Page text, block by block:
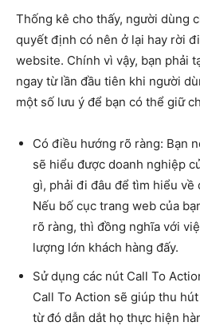
Thống kê cho thấy, người dùng
quyết định có nên ở lại hay rời
website. Chính vì vậy, bạn phải
ngay từ lần đầu tiên khi người
một số lưu ý để bạn có thể giữ
Có điều hướng rõ ràng: Bạn
sẽ hiểu được doanh nghiệp
gì, phải đi đâu để tìm hiểu về
Nếu bố cục trang web của
rõ ràng, thì đồng nghĩa với
lượng lớn khách hàng đấy.
Sử dụng các nút Call To
Call To Action sẽ giúp thu
từ đó dẫn dắt họ thực hiện